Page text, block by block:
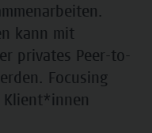
kann mit
privates Peer-to-
Focusing
Klient*innen